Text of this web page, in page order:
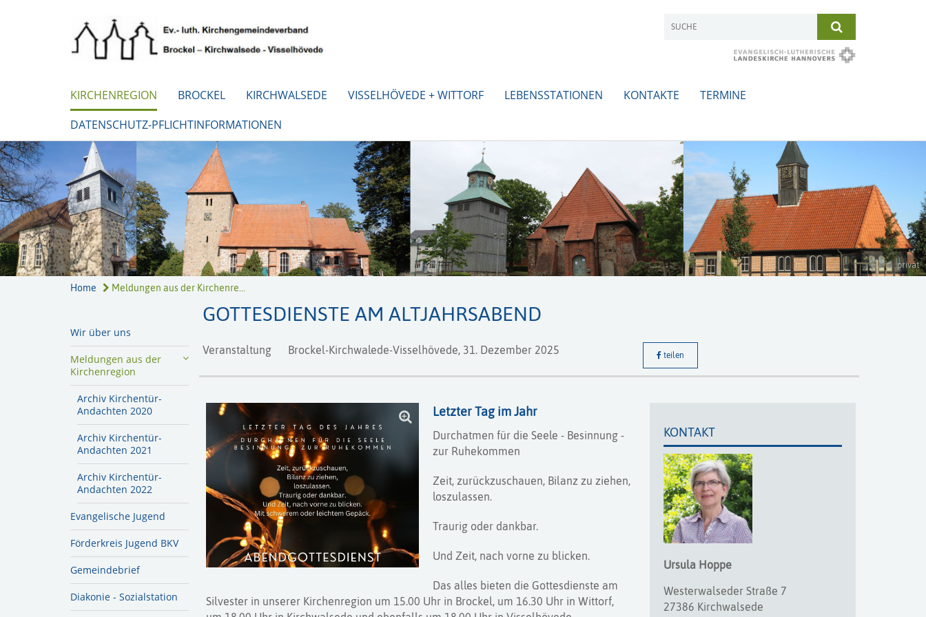
KIRCHENREGION BROCKEL KIRCHWALSEDE VISSELHÖVEDE + WITTORF LEBENSSTATIONEN KONTAKTE
TERMINE
DATENSCHUTZ-PFLICHTINFORMATIONEN
privat
Home Meldungen aus der Kirchenre...
Wir über uns
Meldungen aus der
Kirchenregion
Archiv Kirchentür-
Andachten 2020
Archiv Kirchentür-
Andachten 2021
Archiv Kirchentür-
Andachten 2022
Evangelische Jugend
Förderkreis Jugend BKV
Gemeindebrief
Diakonie - Sozialstation
GOTTESDIENSTE AM ALTJAHRSABEND
Veranstaltung Brockel-Kirchwalede-Visselhövede, 31. Dezember 2025 teilen
Letzter Tag im Jahr
Durchatmen für die Seele - Besinnung -
zur Ruhekommen
Zeit, zurückzuschauen, Bilanz zu ziehen,
loszulassen.
Traurig oder dankbar.
Und Zeit, nach vorne zu blicken.
Das alles bieten die Gottesdienste am
Silvester in unserer Kirchenregion um 15.00 Uhr in Brockel, um 16.30 Uhr in Wittorf,
KONTAKT
Ursula Hoppe
Westerwalseder Straße 7
27386 Kirchwalsede